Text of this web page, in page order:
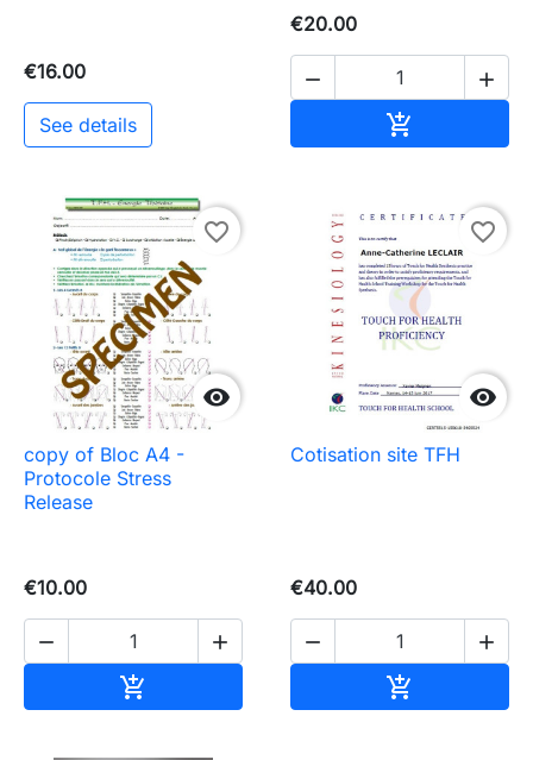
€16.00
See details
€20.00
 


favorite_border
copy of Bloc A4 -
Protocole Stress
Release
€10.00
 


favorite_border
Cotisation site TFH
€40.00
 
